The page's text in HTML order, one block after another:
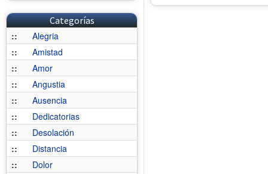
Categorías
::
Alegria
::
Amistad
::
Amor
::
Angustia
::
Ausencia
::
Dedicatorias
::
Desolación
::
Distancia
::
Dolor